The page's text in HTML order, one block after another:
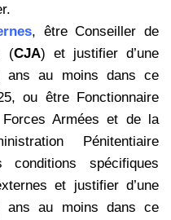
, être Conseiller de
(CJA) et justifier d’une
ans au moins dans ce
ou être Fonctionnaire
Armées et de la
Pénitentiaire
conditions spécifiques
et justifier d’une
ans au moins dans ce